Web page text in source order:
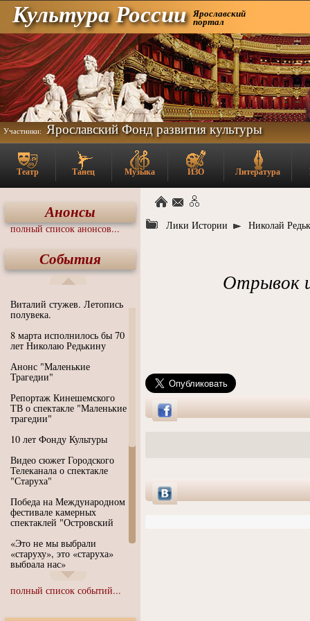
Культура России Ярославский
портал
Участники: Ярославский Фонд развития культуры
Театр Танец Музыка ИЗО Литература
Анонсы
полный список анонсов...
События
Виталий стужев. Летопись
полувека.
8 марта исполнилось бы 70
лет Николаю Редькину
Анонс "Маленькие
Трагедии"
Репортаж Кинешемского
ТВ о спектакле "Маленькие
трагедии"
10 лет Фонду Культуры
Видео сюжет Городского
Телеканала о спектакле
"Старуха"
Победа на Международном
фестивале камерных
спектаклей "Островский
«Это не мы выбрали
«старуху», это «старуха»
выбрала нас»
Иммерсивный спектакль
"Язык чистого полета
полный список событий...
Лики Истории Николай
Отрывок